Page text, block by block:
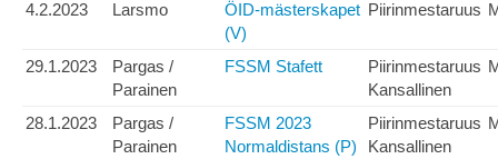
4.2.2023 Larsmo
ÖID-mästerskapet
(V)
Piirinmestaruus
29.1.2023
Pargas /
Parainen
FSSM Stafett
Piirinmestaruus
Kansallinen
28.1.2023
Pargas /
Parainen
FSSM 2023
Normaldistans (P)
Piirinmestaruus
Kansallinen